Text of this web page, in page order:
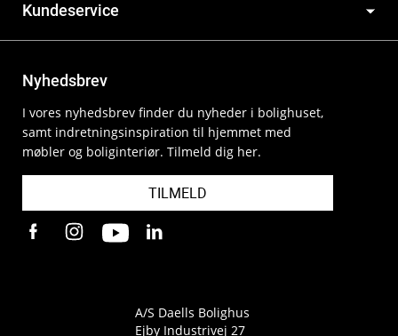
Kundeservice
Nyhedsbrev
I vores nyhedsbrev finder du nyheder i bolighuset,
samt indretningsinspiration til hjemmet med
møbler og boliginteriør. Tilmeld dig her.
TILMELD
A/S Daells Bolighus
Ejby Industrivej 27